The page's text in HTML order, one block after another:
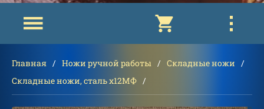
Главная Ножи ручной работы
Складные ножи
Складные ножи, сталь х12МФ